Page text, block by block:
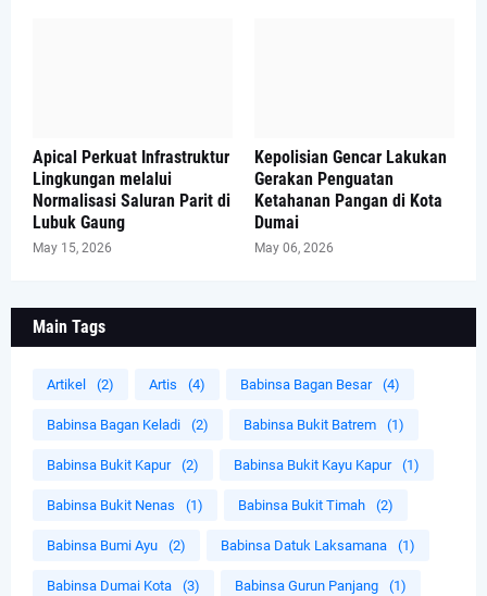
Apical Perkuat Infrastruktur
Lingkungan melalui
Normalisasi Saluran Parit di
Lubuk Gaung
May 15, 2026
Kepolisian Gencar Lakukan
Gerakan Penguatan
Ketahanan Pangan di Kota
Dumai
May 06, 2026
Main Tags
Artikel (2) Artis (4) Babinsa Bagan Besar (4)
Babinsa Bagan Keladi (2) Babinsa Bukit Batrem (1)
Babinsa Bukit Kapur (2) Babinsa Bukit Kayu Kapur (1)
Babinsa Bukit Nenas (1) Babinsa Bukit Timah (2)
Babinsa Bumi Ayu (2) Babinsa Datuk Laksamana (1)
Babinsa Dumai Kota (3) Babinsa Gurun Panjang (1)